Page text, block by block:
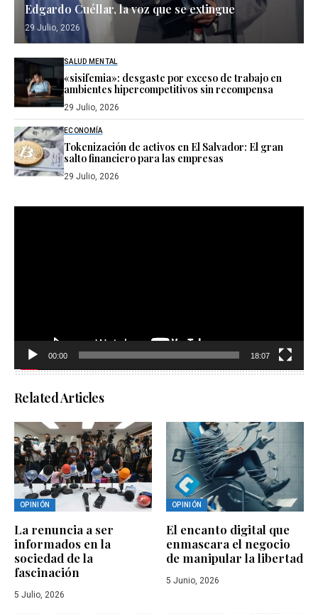
Edgardo Cuéllar, la voz que se extingue
29 Julio, 2026
SALUD MENTAL
«sisifemia»: desgaste por exceso de trabajo en
ambientes hipercompetitivos sin recompensa
29 Julio, 2026
ECONOMÍA
Tokenización de activos en El Salvador: El gran
salto financiero para las empresas
29 Julio, 2026
00:00 18:07
Related Articles
OPINIÓN
La renuncia a ser
informados en la
sociedad de la
fascinación
5 Julio, 2026
OPINIÓN
El encanto digital que
enmascara el negocio
de manipular la libertad
5 Junio, 2026